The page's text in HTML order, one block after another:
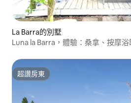
La Barra的別墅
Luna la Barra，體驗：桑拿、按摩
超讚房東
超讚房東